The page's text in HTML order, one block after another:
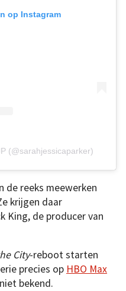
op Instagram
(@sarahjessicaparker)
de reeks meewerken
krijgen daar
King, de producer van
City-reboot starten
precies op HBO Max
bekend.